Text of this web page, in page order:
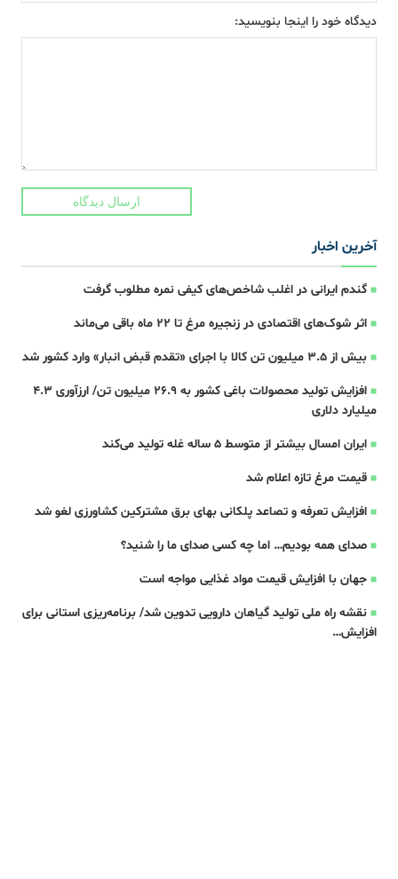
دیدگاه خود را اینجا بنویسید:
ارسال دیدگاه
آخرین اخبار
گندم ایرانی در اغلب شاخص‌های کیفی نمره مطلوب گرفت
اثر شوک‌های اقتصادی در زنجیره مرغ تا 22 ماه باقی می‌ماند
بیش از ۳.۵ میلیون تن کالا با اجرای «تقدم قبض انبار» وارد کشور شد
افزایش تولید محصولات باغی کشور به ۲۶.۹ میلیون تن/ ارزآوری ۴.۳
میلیارد دلاری
ایران امسال بیشتر از متوسط 5 ساله غله تولید می‌کند
قیمت مرغ تازه اعلام شد
افزایش تعرفه و تصاعد پلکانی بهای برق مشترکین کشاورزی لغو شد
صدای همه بودیم… اما چه کسی صدای ما را شنید؟
جهان با افزایش قیمت مواد غذایی مواجه است
نقشه راه ملی تولید گیاهان دارویی تدوین شد/ برنامه‌ریزی استانی برای
افزایش…